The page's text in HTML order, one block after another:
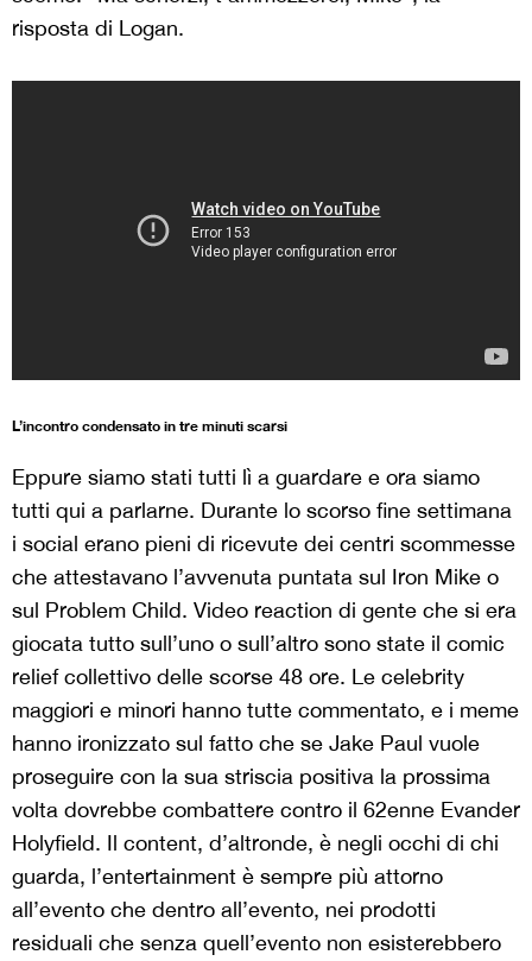
risposta di Logan.
L’incontro condensato in tre minuti scarsi
Eppure siamo stati tutti lì a guardare e ora siamo
tutti qui a parlarne. Durante lo scorso fine settimana
i social erano pieni di ricevute dei centri scommesse
che attestavano l’avvenuta puntata sul Iron Mike o
sul Problem Child. Video reaction di gente che si era
giocata tutto sull’uno o sull’altro sono state il comic
relief collettivo delle scorse 48 ore. Le celebrity
maggiori e minori hanno tutte commentato, e i meme
hanno ironizzato sul fatto che se Jake Paul vuole
proseguire con la sua striscia positiva la prossima
volta dovrebbe combattere contro il 62enne Evander
Holyfield. Il content, d’altronde, è negli occhi di chi
guarda, l’entertainment è sempre più attorno
all’evento che dentro all’evento, nei prodotti
residuali che senza quell’evento non esisterebbero